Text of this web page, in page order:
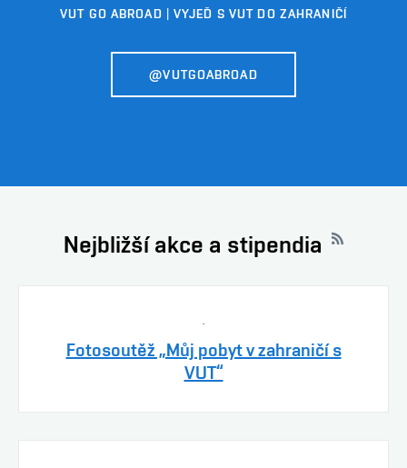
VUT GO ABROAD | VYJEĎ S VUT DO ZAHRANIČÍ
@VUTGOABROAD
Nejbližší akce a stipendia
.
Fotosoutěž „Můj pobyt v zahraničí s
VUT“